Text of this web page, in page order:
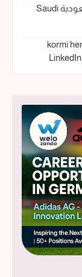
وظائف مجموعة بن لادن في السعودية Saudi
kormi